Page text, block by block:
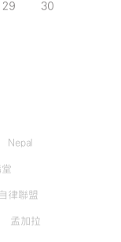
29
30
Nepal
律聯盟
孟加拉